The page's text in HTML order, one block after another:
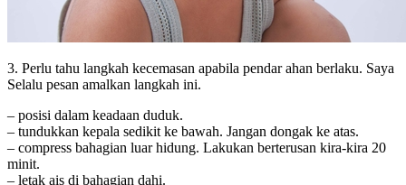
3. Perlu tahu langkah kecemasan apabila pendar ahan berlaku. Saya
Selalu pesan amalkan langkah ini.
– posisi dalam keadaan duduk.
– tundukkan kepala sedikit ke bawah. Jangan dongak ke atas.
– compress bahagian luar hidung. Lakukan berterusan kira-kira 20
minit.
– letak ais di bahagian dahi.